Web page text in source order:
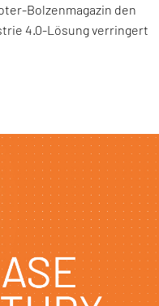
Bolzenmagazin den
4.0-Lösung verringert